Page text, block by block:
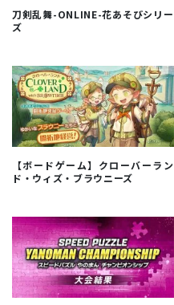
刀剣乱舞-ONLINE-花あそびシリー
ズ
【ボードゲーム】クローバーラン
ド・ウィズ・ブラウニーズ